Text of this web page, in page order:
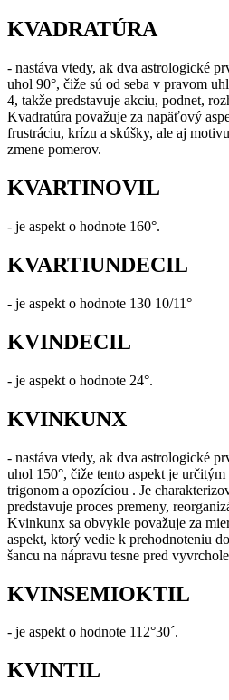
KVADRATÚRA
- nastáva vtedy, ak dva astrologické
uhol 90°, čiže sú od seba v pravom
4, takže predstavuje akciu, podnet,
Kvadratúra považuje za napäťový
frustráciu, krízu a skúšky, ale aj
zmene pomerov.
KVARTINOVIL
- je aspekt o hodnote 160°.
KVARTIUNDECIL
- je aspekt o hodnote 130 10/11°
KVINDECIL
- je aspekt o hodnote 24°.
KVINKUNX
- nastáva vtedy, ak dva astrologické
uhol 150°, čiže tento aspekt je
trigonom a opozíciou . Je
predstavuje proces premeny,
Kvinkunx sa obvykle považuje za
aspekt, ktorý vedie k prehodnoteniu
šancu na nápravu tesne pred
KVINSEMIOKTIL
- je aspekt o hodnote 112°30´.
KVINTIL